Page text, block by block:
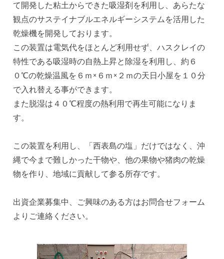
て開発した粘土からできた吸湿剤を利用し、あらたな
観点のサステイナブルエネルギーシステムを活用した
乾燥機を開発しております。
この装置は電気代をほとんど利用せず、ハスクレイの
特性である吸湿時の自熱上昇と除湿を利用し、約６
０℃の乾燥温風を６ｍ×６ｍ×２ｍの天日小屋を１０分
で入れ替える事ができます。
また脱湿は４０℃程度の熱利用で再生可能になりま
す。
この装置を利用し、「西表島の塩」だけではなく、沖
縄で今まで難しかった干物や、他の果物や猪肉の乾燥
物を作り、地域に貢献して参る所存です。
出資企業募集中、ご興味のある方はお問合せフォーム
よりご連絡ください。